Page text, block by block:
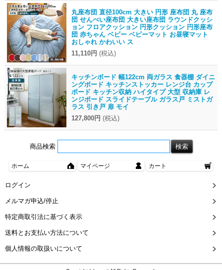
丸座布団 直径100cm 大きい 円形 座布団 丸 座布
団 せんべい座布団 大きい座布団 ラウンドクッシ
ョン フロアクッション 円形クッション 円形座布
団 赤ちゃん ベビー ベビーマット お昼寝マット
おしゃれ かわいい ス
11,110円 (税込)
キッチンボード 幅122cm 両ガラス 食器棚 ダイニ
ングボード キッチンストッカー レンジ台 カップ
ボード キッチン収納 ハイタイプ 大型 収納庫 レ
ンジボード スライドテーブル ガラス戸 ミストガ
ラス 引き戸 扉 モイ
127,800円 (税込)
商品検索
ホーム マイページ カート
ログイン
メルマガ申込/停止
特定商取引法に基づく表示
送料とお支払い方法について
個人情報の取扱いについて